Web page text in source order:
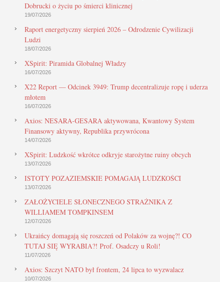
Dobrucki o życiu po śmierci klinicznej
19/07/2026
Raport energetyczny sierpień 2026 – Odrodzenie Cywilizacji
Ludzi
18/07/2026
XSpirit: Piramida Globalnej Władzy
16/07/2026
X22 Report — Odcinek 3949: Trump decentralizuje ropę i uderza
młotem
16/07/2026
Axios: NESARA-GESARA aktywowana, Kwantowy System
Finansowy aktywny, Republika przywrócona
14/07/2026
XSpirit: Ludzkość wkrótce odkryje starożytne ruiny obcych
13/07/2026
ISTOTY POZAZIEMSKIE POMAGAJĄ LUDZKOŚCI
13/07/2026
ZAŁOŻYCIELE SŁONECZNEGO STRAŻNIKA Z
WILLIAMEM TOMPKINSEM
12/07/2026
Ukraińcy domagają się roszczeń od Polaków za wojnę?! CO
TUTAJ SIĘ WYRABIA?! Prof. Osadczy u Roli!
11/07/2026
Axios: Szczyt NATO był frontem, 24 lipca to wyzwalacz
10/07/2026